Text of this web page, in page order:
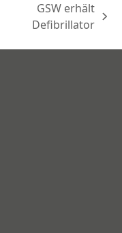
Nächster
GSW erhält
Defibrillator